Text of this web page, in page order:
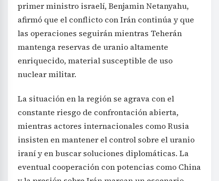
primer ministro israelí, Benjamin Netanyahu,
afirmó que el conflicto con Irán continúa y que
las operaciones seguirán mientras Teherán
mantenga reservas de uranio altamente
enriquecido, material susceptible de uso
nuclear militar.
La situación en la región se agrava con el
constante riesgo de confrontación abierta,
mientras actores internacionales como Rusia
insisten en mantener el control sobre el uranio
iraní y en buscar soluciones diplomáticas. La
eventual cooperación con potencias como China